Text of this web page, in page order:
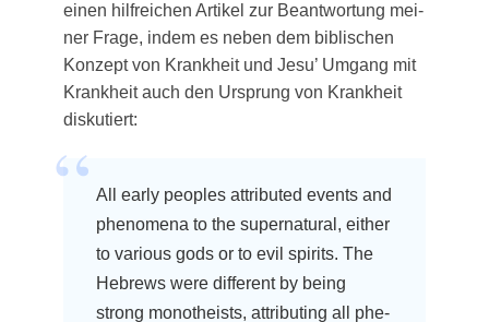
einen hilf­rei­chen Arti­kel zur Beant­wor­tung mei­
ner Fra­ge, indem es neben dem bibli­schen
Kon­zept von Krank­heit und Jesu’ Umgang mit
Krank­heit auch den Ursprung von Krank­heit
diskutiert:
All ear­ly peo­p­les attri­bu­ted events and
phe­no­me­na to the super­na­tu­ral, eit­her
to various gods or to evil spi­rits. The
Hebrews were dif­fe­rent by being
strong mono­the­ists, attri­bu­ting all phe­